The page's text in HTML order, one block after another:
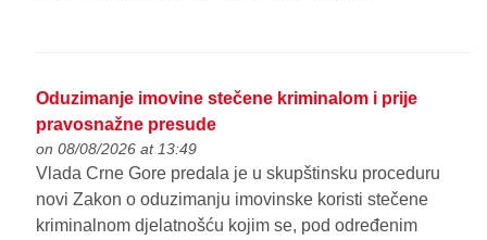
Oduzimanje imovine stečene kriminalom i prije
pravosnažne presude
on 08/08/2026 at 13:49
Vlada Crne Gore predala je u skupštinsku proceduru
novi Zakon o oduzimanju imovinske koristi stečene
kriminalnom djelatnošću kojim se, pod određenim